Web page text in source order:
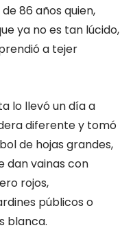
86 años quien,
ya no es tan lúcido,
a tejer
lo llevó un día a
diferente y tomó
de hojas grandes,
dan vainas con
rojos,
públicos o
blanca.